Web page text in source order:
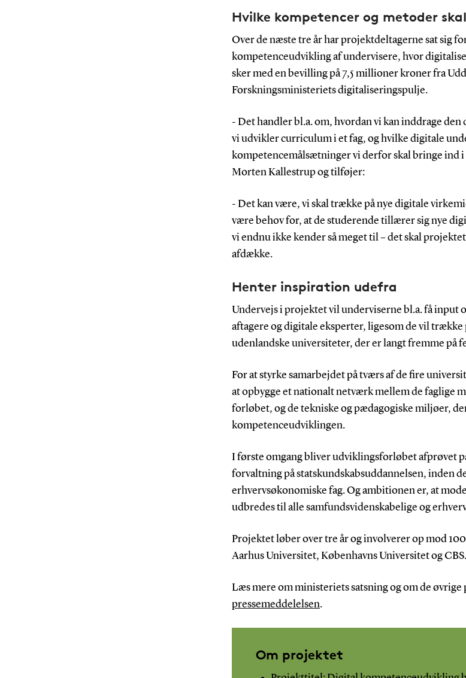
Hvilke kompetencer og metoder
Over de næste tre år har projektdeltagerne sat sig
kompetenceudvikling af undervisere, hvor
sker med en bevilling på 7,5 millioner kroner fra
Forskningsministeriets digitaliseringspulje.
- Det handler bl.a. om, hvordan vi kan inddrage
vi udvikler curriculum i et fag, og hvilke digitale
kompetencemålsætninger vi derfor skal bringe ind
Morten Kallestrup og tilføjer:
- Det kan være, vi skal trække på nye digitale
være behov for, at de studerende tillærer sig nye
vi endnu ikke kender så meget til – det skal
afdække.
Henter inspiration udefra
Undervejs i projektet vil underviserne bl.a. få input
aftagere og digitale eksperter, ligesom de vil trække
udenlandske universiteter, der er langt fremme på
For at styrke samarbejdet på tværs af de fire
at opbygge et nationalt netværk mellem de faglige
forløbet, og de tekniske og pædagogiske miljøer,
kompetenceudviklingen.
I første omgang bliver udviklingsforløbet afprøvet
forvaltning på statskundskabsuddannelsen, inden
erhvervsøkonomiske fag. Og ambitionen er, at
udbredes til alle samfundsvidenskabelige og
Projektet løber over tre år og involverer op mod
Aarhus Universitet, Københavns Universitet og CBS.
Læs mere om ministeriets satsning og om de øvrige
pressemeddelelsen.
Om projektet